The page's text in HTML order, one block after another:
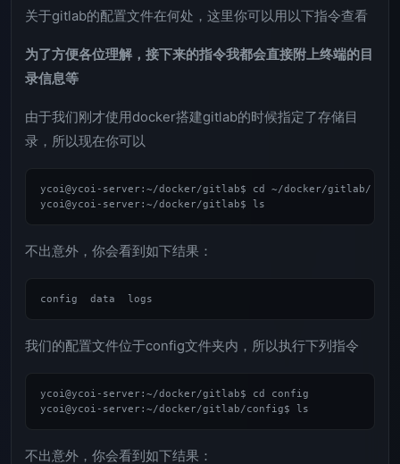
关于gitlab的配置文件在何处，这里你可以用以下指令查看
为了方便各位理解，接下来的指令我都会直接附上终端的目
录信息等
由于我们刚才使用docker搭建gitlab的时候指定了存储目
录，所以现在你可以
ycoi@ycoi-server:~/docker/gitlab$ cd ~/docker/gitlab/
不出意外，你会看到如下结果：
我们的配置文件位于config文件夹内，所以执行下列指令
ycoi@ycoi-server:~/docker/gitlab$ cd config
不出意外，你会看到如下结果：